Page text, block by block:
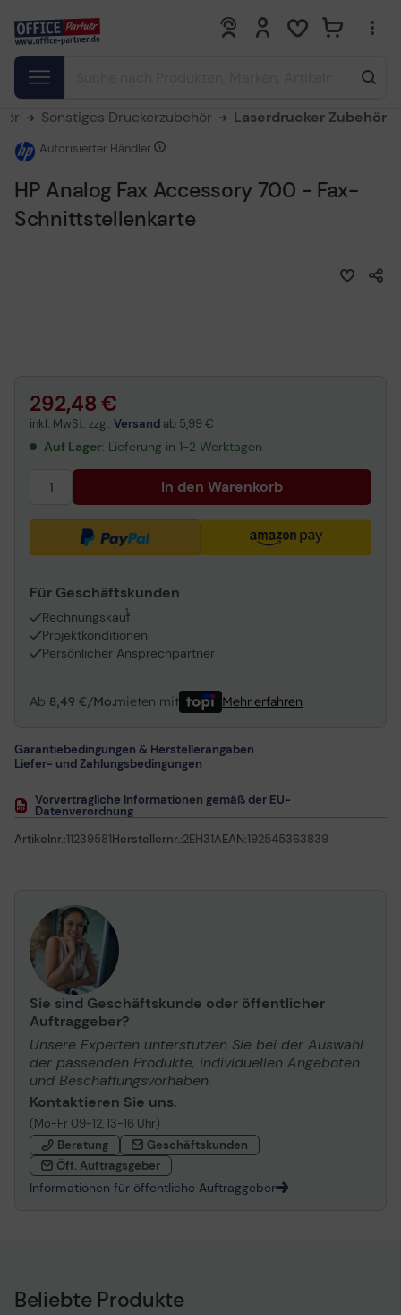
0 0
Sonstiges Druckerzubehör Laserdrucker Zubehör
HP Analog Fax Accessory 700 - Fax-
Schnittstellenkarte
Autorisierter Händler
292,48 €
inkl. MwSt. zzgl. Versand ab 5,99 €
Auf Lager: Lieferung in 1-2 Werktagen
In den Warenkorb
Für Geschäftskunden
Rechnungskauf
1
Projektkonditionen
Persönlicher Ansprechpartner
Ab 8,49 €/Mo.mieten mit Mehr erfahren
Garantiebedingungen & Herstellerangaben
Liefer- und Zahlungsbedingungen
Vorvertragliche Informationen gemäß der EU-
Datenverordnung
Artikelnr.:11239581Herstellernr.:2EH31AEAN:192545363839
Sie sind Geschäftskunde oder öffentlicher
Auftraggeber?
Unsere Experten unterstützen Sie bei der Auswahl
der passenden Produkte, individuellen Angeboten
und Beschaffungsvorhaben.
Kontaktieren Sie uns.
(Mo-Fr 09-12, 13-16 Uhr)
Beratung
Geschäftskunden
Öff. Auftragsgeber
Informationen für öffentliche Auftraggeber
Beliebte Produkte